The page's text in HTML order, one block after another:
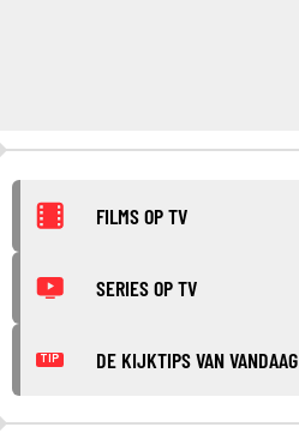
FILMS OP TV
SERIES OP TV
TIP DE KIJKTIPS VAN VANDAAG